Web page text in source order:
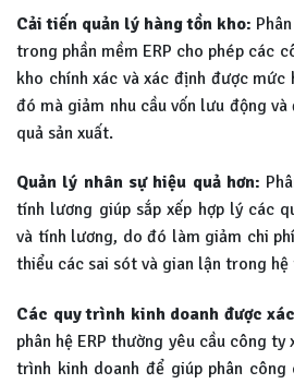
Cải tiến quản lý hàng tồn kho:
trong phần mềm ERP cho phép các
kho chính xác và xác định được
đó mà giảm nhu cầu vốn lưu động
quả sản xuất.
Quản lý nhân sự hiệu quả hơn:
tính lương giúp sắp xếp hợp lý các
và tính lương, do đó làm giảm chi
thiểu các sai sót và gian lận trong
Các quy trình kinh doanh được
phân hệ ERP thường yêu cầu công
trình kinh doanh để giúp phân